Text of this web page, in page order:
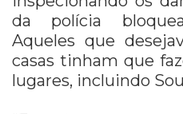
da polícia
Aqueles que
casas tinham que
lugares, incluindo